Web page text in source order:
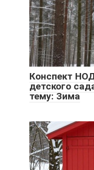
Конспект
детского
тему: Зима